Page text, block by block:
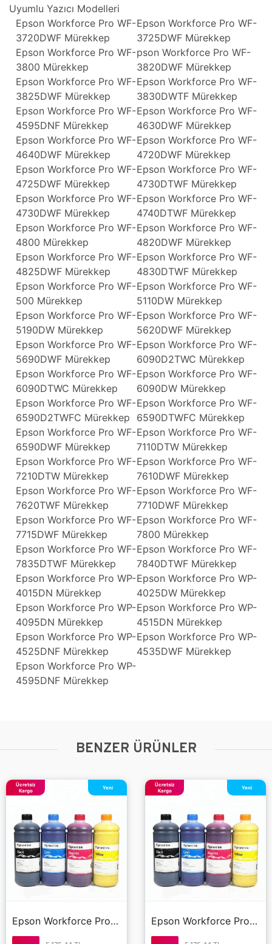
Uyumlu Yazıcı Modelleri
Epson Workforce Pro WF-
3720DWF Mürekkep
Epson Workforce Pro WF-
3725DWF Mürekkep
Epson Workforce Pro WF-
3800 Mürekkep
pson Workforce Pro WF-
3820DWF Mürekkep
Epson Workforce Pro WF-
3825DWF Mürekkep
Epson Workforce Pro WF-
3830DWTF Mürekkep
Epson Workforce Pro WF-
4595DNF Mürekkep
Epson Workforce Pro WF-
4630DWF Mürekkep
Epson Workforce Pro WF-
4640DWF Mürekkep
Epson Workforce Pro WF-
4720DWF Mürekkep
Epson Workforce Pro WF-
4725DWF Mürekkep
Epson Workforce Pro WF-
4730DTWF Mürekkep
Epson Workforce Pro WF-
4730DWF Mürekkep
Epson Workforce Pro WF-
4740DTWF Mürekkep
Epson Workforce Pro WF-
4800 Mürekkep
Epson Workforce Pro WF-
4820DWF Mürekkep
Epson Workforce Pro WF-
4825DWF Mürekkep
Epson Workforce Pro WF-
4830DTWF Mürekkep
Epson Workforce Pro WF-
500 Mürekkep
Epson Workforce Pro WF-
5110DW Mürekkep
Epson Workforce Pro WF-
5190DW Mürekkep
Epson Workforce Pro WF-
5620DWF Mürekkep
Epson Workforce Pro WF-
5690DWF Mürekkep
Epson Workforce Pro WF-
6090D2TWC Mürekkep
Epson Workforce Pro WF-
6090DTWC Mürekkep
Epson Workforce Pro WF-
6090DW Mürekkep
Epson Workforce Pro WF-
6590D2TWFC Mürekkep
Epson Workforce Pro WF-
6590DTWFC Mürekkep
Epson Workforce Pro WF-
6590DWF Mürekkep
Epson Workforce Pro WF-
7110DTW Mürekkep
Epson Workforce Pro WF-
7210DTW Mürekkep
Epson Workforce Pro WF-
7610DWF Mürekkep
Epson Workforce Pro WF-
7620TWF Mürekkep
Epson Workforce Pro WF-
7710DWF Mürekkep
Epson Workforce Pro WF-
7715DWF Mürekkep
Epson Workforce Pro WF-
7800 Mürekkep
Epson Workforce Pro WF-
7835DTWF Mürekkep
Epson Workforce Pro WF-
7840DTWF Mürekkep
Epson Workforce Pro WP-
4015DN Mürekkep
Epson Workforce Pro WP-
4025DW Mürekkep
Epson Workforce Pro WP-
4095DN Mürekkep
Epson Workforce Pro WP-
4515DN Mürekkep
Epson Workforce Pro WP-
4525DNF Mürekkep
Epson Workforce Pro WP-
4535DWF Mürekkep
Epson Workforce Pro WP-
4595DNF Mürekkep
BENZER ÜRÜNLER
Epson Workforce Pro WF-8090D3TWC Mürekkep 4 Renk 500 ml (Muadil)
Ücretsiz
Kargo
Yeni
Epson Workforce Pro WF-8090 Mürekkep 4 Renk 500 ml (Muadil)
Ücretsiz
Kargo
Yeni